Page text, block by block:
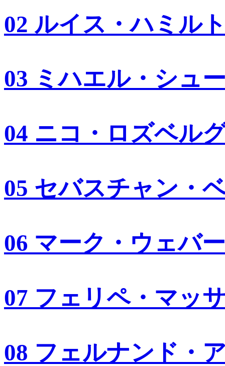
02 ルイス・ハミル
03 ミハエル・シュ
04 ニコ・ロズベル
05 セバスチャン・
06 マーク・ウェバー
07 フェリペ・マッ
08 フェルナンド・